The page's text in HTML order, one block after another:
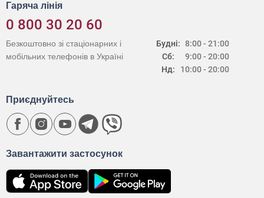
Гаряча лінія
0 800 30 20 60
Будні:
Сб:
Нд:
8:00 - 21:00
9:00 - 20:00
10:00 - 20:00
Безкоштовно зі стаціонарних і
мобільних телефонів в Україні
Завантажити застосунок
Приєднуйтесь